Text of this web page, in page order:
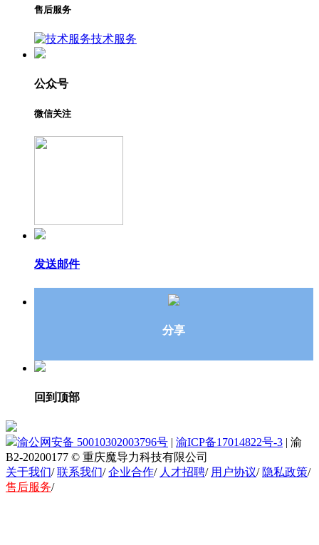
售后服务
技术服务
公众号
微信关注
发送邮件
分享
回到顶部
渝公网安备 50010302003796号 | 渝ICP备17014822号-3 | 渝
B2-20200177 © 重庆魔导力科技有限公司
关于我们/联系我们/企业合作/ 人才招聘/ 用户协议/ 隐私政策/
售后服务/